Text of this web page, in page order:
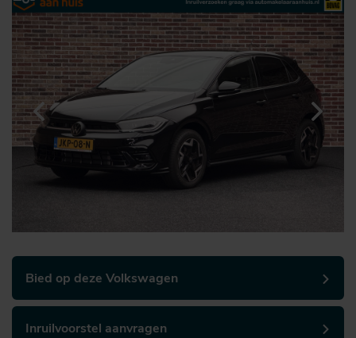
Bied op deze Volkswagen
Inruilvoorstel aanvragen